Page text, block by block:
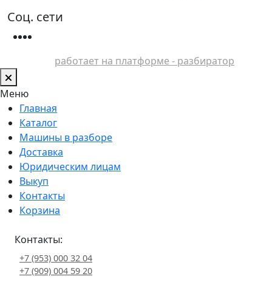
Соц. сети
работает на платформе - разбиратор
Меню
Главная
Каталог
Машины в разборе
Доставка
Юридическим лицам
Выкуп
Контакты
Корзина
Контакты:
+7 (953) 000 32 04
+7 (909) 004 59 20